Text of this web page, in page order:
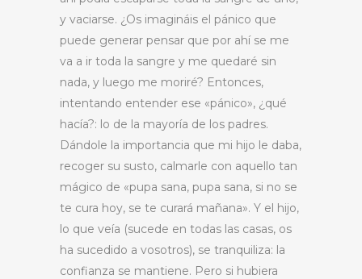
y vaciarse. ¿Os imagináis el pánico que
puede generar pensar que por ahí se me
va a ir toda la sangre y me quedaré sin
nada, y luego me moriré? Entonces,
intentando entender ese «pánico», ¿qué
hacía?: lo de la mayoría de los padres.
Dándole la importancia que mi hijo le daba,
recoger su susto, calmarle con aquello tan
mágico de «pupa sana, pupa sana, si no se
te cura hoy, se te curará mañana». Y el hijo,
lo que veía (sucede en todas las casas, os
ha sucedido a vosotros), se tranquiliza: la
confianza se mantiene. Pero si hubiera